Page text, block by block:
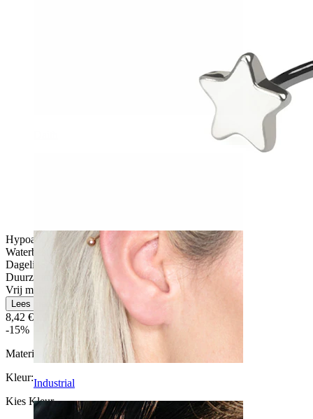
Industrial
Hypoallergeen
Waterbestendig
Dagelijks gebruik
Duurzaam
Vrij makkelijk
Lees meer
8,42 € 9,90 €
-15%
Materiaal:
Titanium
Kleur:
Kies Kleur